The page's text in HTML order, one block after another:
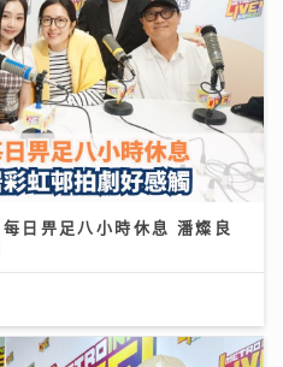
日畀足八小時休息 潘燦良